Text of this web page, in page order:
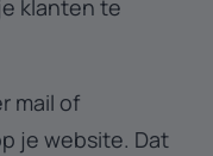
klanten te
mail of
je website. Dat